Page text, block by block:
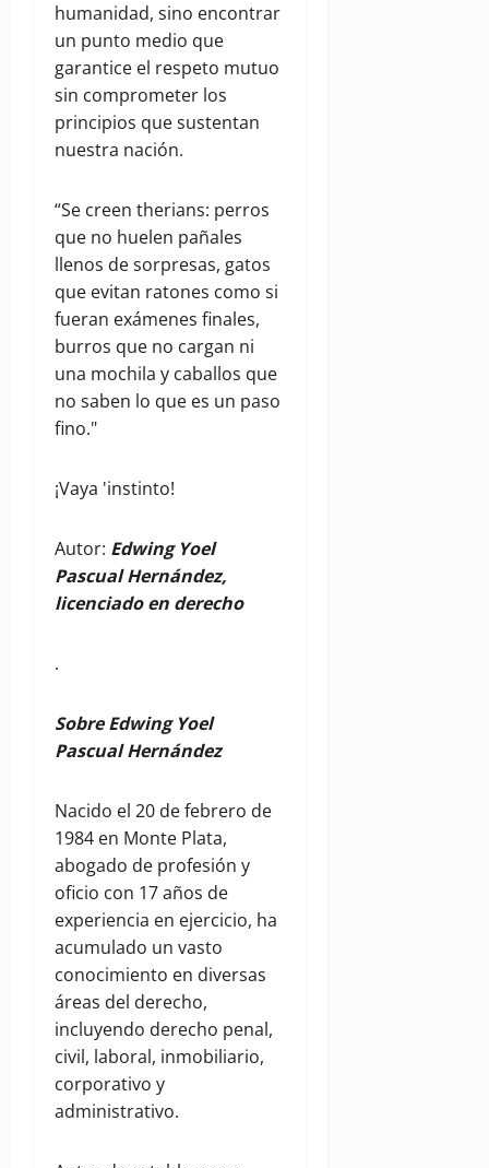
humanidad, sino encontrar
un punto medio que
garantice el respeto mutuo
sin comprometer los
principios que sustentan
nuestra nación.
“Se creen therians: perros
que no huelen pañales
llenos de sorpresas, gatos
que evitan ratones como si
fueran exámenes finales,
burros que no cargan ni
una mochila y caballos que
no saben lo que es un paso
fino."
¡Vaya 'instinto!
Autor: Edwing Yoel
Pascual Hernández,
licenciado en derecho
.
Sobre Edwing Yoel
Pascual Hernández
Nacido el 20 de febrero de
1984 en Monte Plata,
abogado de profesión y
oficio con 17 años de
experiencia en ejercicio, ha
acumulado un vasto
conocimiento en diversas
áreas del derecho,
incluyendo derecho penal,
civil, laboral, inmobiliario,
corporativo y
administrativo.